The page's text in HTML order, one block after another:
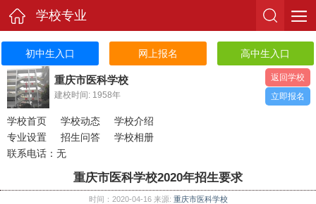
学校专业
初中生入口 网上报名 高中生入口
重庆市医科学校
建校时间: 1958年
返回学校
立即报名
学校首页 学校动态
学校介绍
专业设置
招生问答
学校相册
联系电话：无
重庆市医科学校2020年招生要求
时间：2020-04-16 来源: 重庆市医科学校